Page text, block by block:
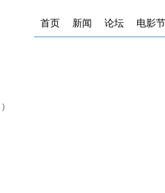
首页 新闻 论坛 电影节
)